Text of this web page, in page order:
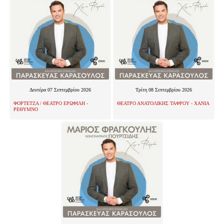
Δευτέρα 07 Σεπτεμβρίου 2026
ΦΟΡΤΕΤΖΑ / ΘΕΑΤΡΟ ΕΡΩΦΙΛΗ -
ΡΕΘΥΜΝΟ
Τρίτη 08 Σεπτεμβρίου 2026
ΘΕΑΤΡΟ ΑΝΑΤΟΛΙΚΗΣ ΤΑΦΡΟΥ - ΧΑΝΙΑ